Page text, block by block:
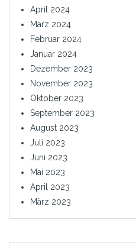
April 2024
März 2024
Februar 2024
Januar 2024
Dezember 2023
November 2023
Oktober 2023
September 2023
August 2023
Juli 2023
Juni 2023
Mai 2023
April 2023
März 2023